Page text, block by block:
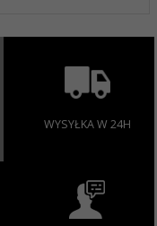
WYSYŁKA W 24H